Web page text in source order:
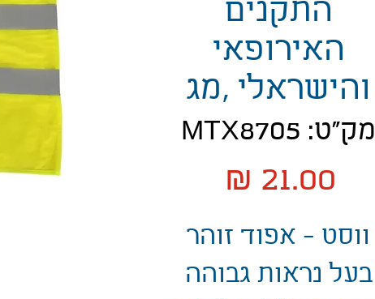
התקנים
האירופאי
והישראלי ,מג
מק"ט: MTX8705
ווסט - אפוד זוהר
בעל נראות גבוהה